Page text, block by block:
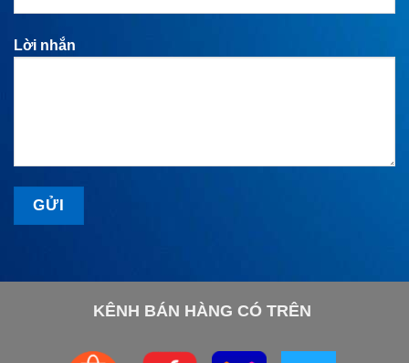
Lời nhắn
KÊNH BÁN HÀNG CÓ TRÊN